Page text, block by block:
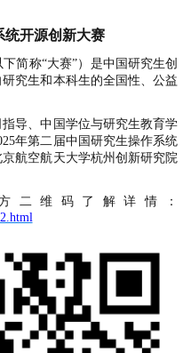
统开源创新大赛
下简称“大赛”）是中国研究生创
究生和本科生的全国性、公益
导、中国学位与研究生教育学
年第二届中国研究生操作系统
航空航天大学杭州创新研究院
二维码了解详情：